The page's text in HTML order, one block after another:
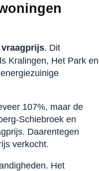
vraagprijs. Dit
Kralingen, Het Park en
107%, maar de
Schiebroek en
Daarentegen
verkocht.
Het